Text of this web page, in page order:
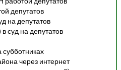
депутатов
на депутатов
суд на депутатов
через интернет